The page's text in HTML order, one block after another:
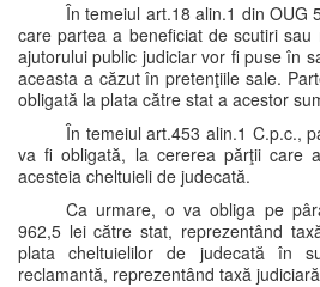
În temeiul art.18 alin.1 din OUG
care partea a beneficiat de scutiri
ajutorului public judiciar vor fi puse în
aceasta a căzut în pretenţiile sale.
obligată la plata către stat a acestor
În temeiul art.453 alin.1 C.p.c.,
va fi obligată, la cererea părţii care
acesteia cheltuieli de judecată.
Ca urmare, o va obliga pe
962,5 lei către stat, reprezentând
plata cheltuielilor de judecată în
reclamantă, reprezentând taxă